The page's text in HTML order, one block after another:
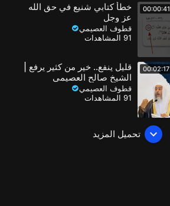
00:00:41
خطأ كتابي شنيع في حق الله
عز وجل
قطوف العصيمي
91 المشاهدات
00:02:17
قليل ينفع.. خير من كثير يرفع |
الشيخ صالح العصيمي
قطوف العصيمي
91 المشاهدات
تحميل المزيد